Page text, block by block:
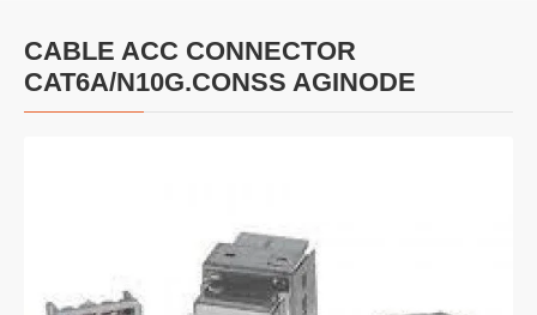
CABLE ACC CONNECTOR
CAT6A/N10G.CONSS AGINODE